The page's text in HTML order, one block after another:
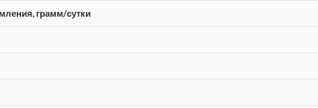
грамм/сутки